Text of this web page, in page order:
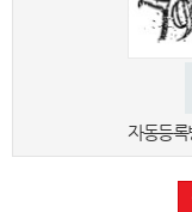
자동등록